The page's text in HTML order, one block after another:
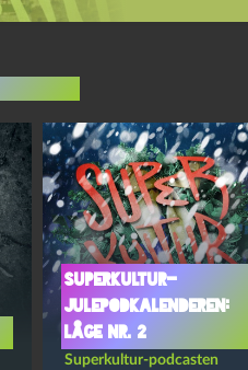
Superkultur-
julepodkalenderen:
Låge nr. 2
Superkultur-podcasten